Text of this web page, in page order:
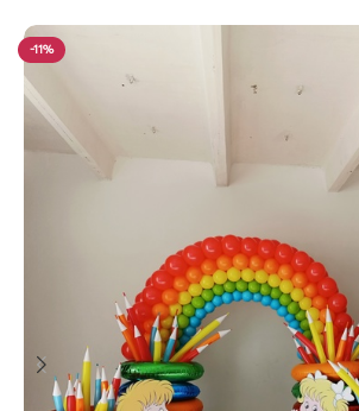
-11%